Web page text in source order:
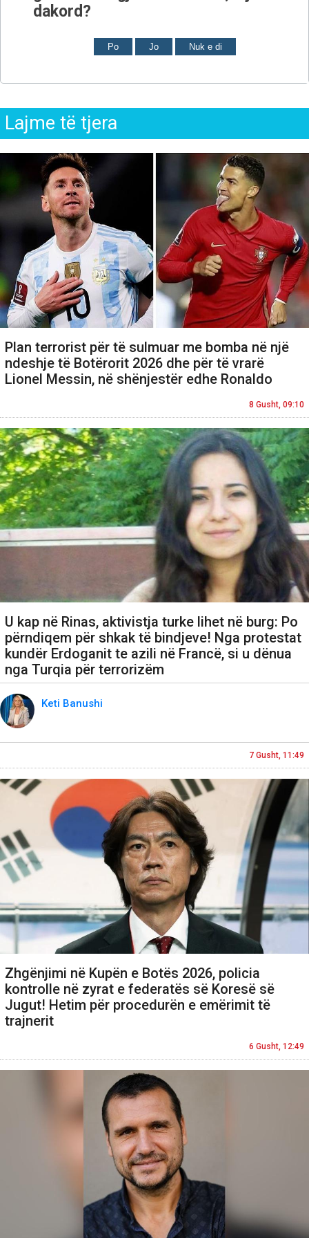
dakord?
Po Jo Nuk e di
Lajme të tjera
Plan terrorist për të sulmuar me bomba në një
ndeshje të Botërorit 2026 dhe për të vrarë
Lionel Messin, në shënjestër edhe Ronaldo
8 Gusht, 09:10
U kap në Rinas, aktivistja turke lihet në burg: Po
përndiqem për shkak të bindjeve! Nga protestat
kundër Erdoganit te azili në Francë, si u dënua
nga Turqia për terrorizëm
Keti Banushi
7 Gusht, 11:49
Zhgënjimi në Kupën e Botës 2026, policia
kontrolle në zyrat e federatës së Koresë së
Jugut! Hetim për procedurën e emërimit të
trajnerit
6 Gusht, 12:49